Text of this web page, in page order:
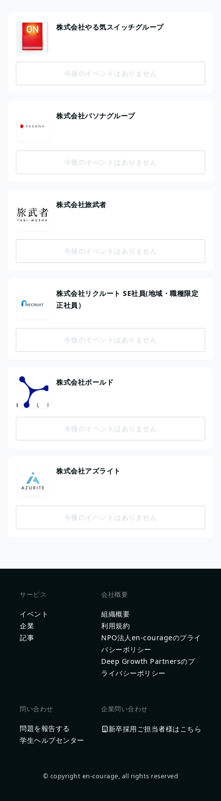
株式会社やる気スイッチグループ
今後のイベントはありません
株式会社パソナグループ
今後のイベントはありません
株式会社旅武者
今後のイベントはありません
株式会社リクルート SE社員(地域・職種限定
正社員）
今後のイベントはありません
株式会社ボールド
今後のイベントはありません
株式会社アズライト
今後のイベントはありません
サービス
イベント
企業
記事
会社概要
組織概要
利用規約
NPO法人en-courageのプライ
バシーポリシー
Deep Growth Partnersのプ
ライバシーポリシー
問い合わせ
問題を報告する
学生ヘルプセンター
企業問い合わせ
新卒採用ご担当者様はこちら
© copyright en-courage, all rights reserved